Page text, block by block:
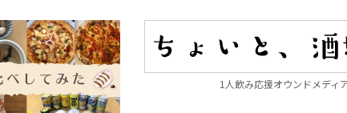
1人飲み応援オウンドメディ